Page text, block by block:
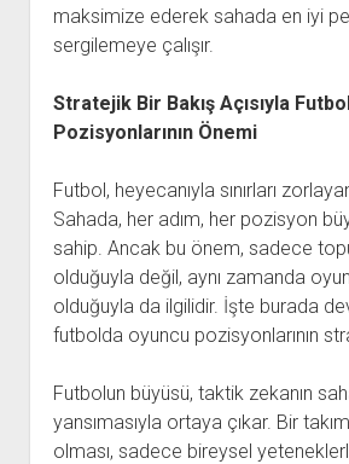
maksimize ederek sahada en iyi
sergilemeye çalışır.
Stratejik Bir Bakış Açısıyla
Pozisyonlarının Önemi
Futbol, heyecanıyla sınırları
Sahada, her adım, her pozisyon
sahip. Ancak bu önem, sadece
olduğuyla değil, aynı zamanda
olduğuyla da ilgilidir. İşte burada
futbolda oyuncu pozisyonlarının
Futbolun büyüsü, taktik zekanın
yansımasıyla ortaya çıkar. Bir
olması, sadece bireysel